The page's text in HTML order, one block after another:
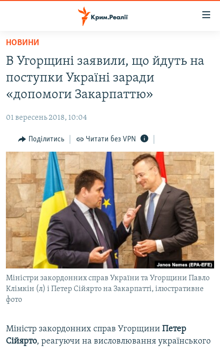
Перейти
основного
матеріалу
Перейти
до
основної
навігації
Перейти
до
ВОДА.КРИМ
ВІДЕО ТА ФОТО
БЛОГИ
ПОГЛЯД
ІНТЕРВ'Ю
ВСЕ ЗА ДЕНЬ
СПЕЦПРОЕКТИ
ДЕПОРТАЦІЯ
ВІДЕОУРОКИ «ELIFBE»
СВІДЧЕННЯ ОКУПАЦІЇ
УКРАЇНСЬКА ПРОБЛЕМА КРИМУ
ІНФОГРАФІКА
ЯК ОБІЙТИ БЛОКУВАННЯ
Русский
Qırımtatar
ДОЛУЧАЙСЯ!
Усі сайти RFE/RL
НОВИНИ
В Угорщині заявили, що йдуть на
поступки Україні заради
«допомоги Закарпаттю»
01 вересень 2018, 10:04
Поділитись Читати без VPN
Міністри закордонних справ України та Угорщини Павло
Клімкін (л) і Петер Сійярто на Закарпатті, ілюстративне
фото
Міністр закордонних справ Угорщини Петер
Сійярто, реагуючи на висловлювання українського